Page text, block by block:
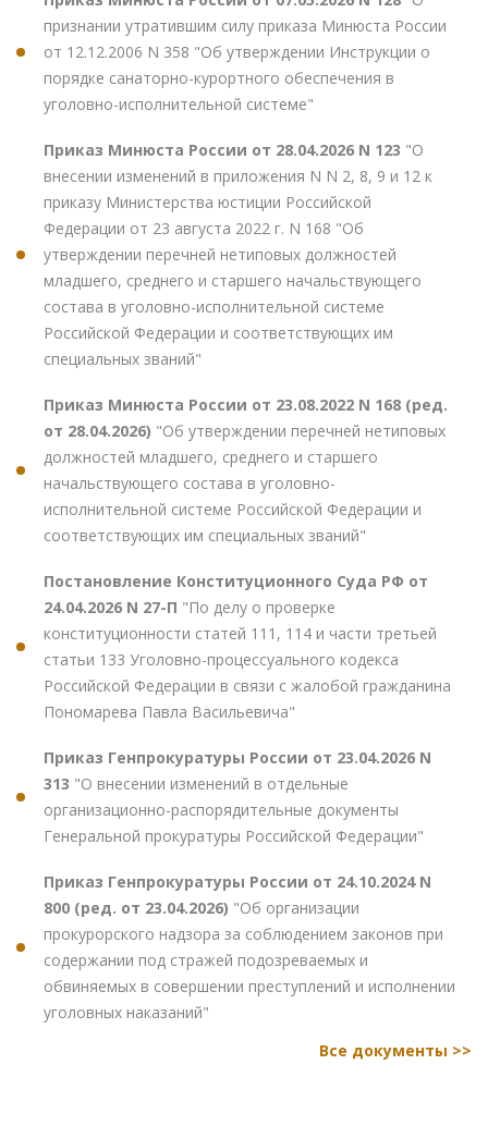
признании утратившим силу приказа Минюста России
от 12.12.2006 N 358 "Об утверждении Инструкции о
порядке санаторно-курортного обеспечения в
уголовно-исполнительной системе"
Приказ Минюста России от 28.04.2026 N 123 "О
внесении изменений в приложения N N 2, 8, 9 и 12 к
приказу Министерства юстиции Российской
Федерации от 23 августа 2022 г. N 168 "Об
утверждении перечней нетиповых должностей
младшего, среднего и старшего начальствующего
состава в уголовно-исполнительной системе
Российской Федерации и соответствующих им
специальных званий"
Приказ Минюста России от 23.08.2022 N 168 (ред.
от 28.04.2026) "Об утверждении перечней нетиповых
должностей младшего, среднего и старшего
начальствующего состава в уголовно-
исполнительной системе Российской Федерации и
соответствующих им специальных званий"
Постановление Конституционного Суда РФ от
24.04.2026 N 27-П "По делу о проверке
конституционности статей 111, 114 и части третьей
статьи 133 Уголовно-процессуального кодекса
Российской Федерации в связи с жалобой гражданина
Пономарева Павла Васильевича"
Приказ Генпрокуратуры России от 23.04.2026 N
313 "О внесении изменений в отдельные
организационно-распорядительные документы
Генеральной прокуратуры Российской Федерации"
Приказ Генпрокуратуры России от 24.10.2024 N
800 (ред. от 23.04.2026) "Об организации
прокурорского надзора за соблюдением законов при
содержании под стражей подозреваемых и
обвиняемых в совершении преступлений и исполнении
уголовных наказаний"
Все документы >>